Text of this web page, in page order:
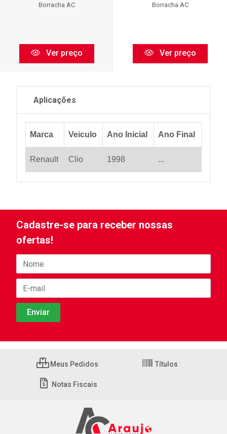
Borracha AC
Ver preço
Borracha AC
Ver preço
Aplicações
Marca Veiculo Ano Inicial Ano Final
Renault Clio 1998 ...
Cadastre-se para receber nossas
ofertas!
Meus Pedidos Títulos
Notas Fiscais